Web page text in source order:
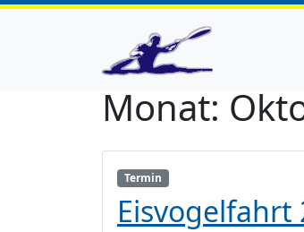
Monat:
Termin
Eisvogelfahrt